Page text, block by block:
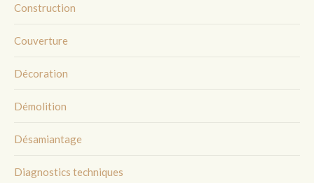
Construction
Couverture
Décoration
Démolition
Désamiantage
Diagnostics techniques